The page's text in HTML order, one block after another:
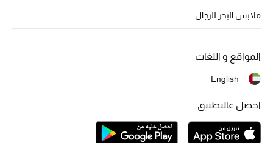
ملابس البحر للرجال
المواقع و اللغات
English
احصل عالتطبيق